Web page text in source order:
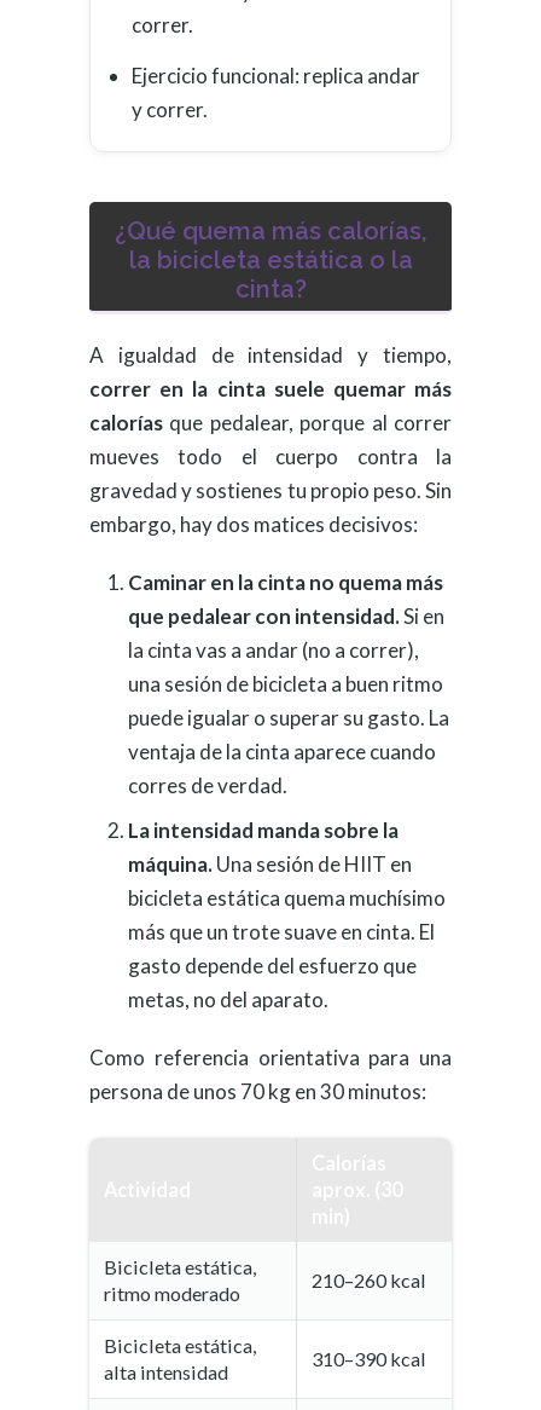
correr.
Ejercicio funcional: replica andar
y correr.
¿Qué quema más calorías,
la bicicleta estática o la
cinta?
A igualdad de intensidad y tiempo,
correr en la cinta suele quemar más
calorías que pedalear, porque al correr
mueves todo el cuerpo contra la
gravedad y sostienes tu propio peso. Sin
embargo, hay dos matices decisivos:
Caminar en la cinta no quema más
que pedalear con intensidad.Si en
la cinta vas a andar (no a correr),
una sesión de bicicleta a buen ritmo
puede igualar o superar su gasto. La
ventaja de la cinta aparece cuando
corres de verdad.
La intensidad manda sobre la
máquina.Una sesión de HIIT en
bicicleta estática quema muchísimo
más que un trote suave en cinta. El
gasto depende del esfuerzo que
metas, no del aparato.
Como referencia orientativa para una
persona de unos 70 kg en 30 minutos:
Bicicleta estática,
ritmo moderado
210–260 kcal
Bicicleta estática,
alta intensidad
310–390 kcal